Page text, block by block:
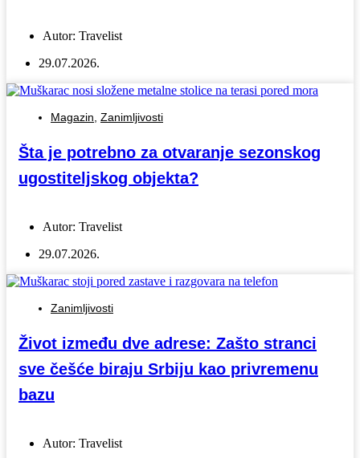
Autor: Travelist
29.07.2026.
Magazin Zanimljivosti
Šta je potrebno za otvaranje sezonskog
ugostiteljskog objekta?
Autor: Travelist
29.07.2026.
Zanimljivosti
Život između dve adrese: Zašto stranci
sve češće biraju Srbiju kao privremenu
bazu
Autor: Travelist